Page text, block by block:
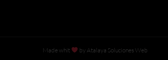
Made whit by Atalaya Soluciones Web